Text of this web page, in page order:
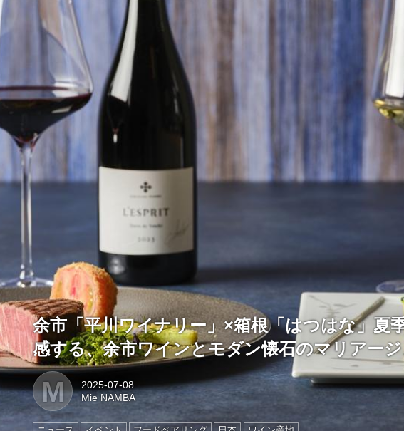
余市「平川ワイナリー」×箱根「はつはな」夏
感する、余市ワインとモダン懐石のマリアー
M
2025-07-08
Mie NAMBA